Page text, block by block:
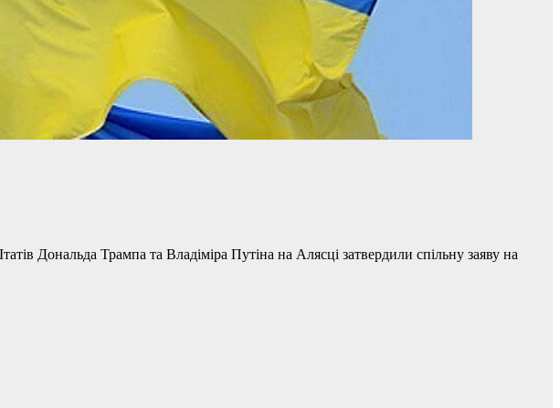
Дональда Трампа та Владіміра Путіна на Алясці затвердили спільну заяву на